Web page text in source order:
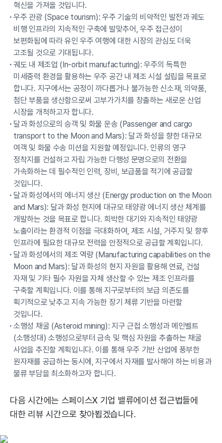
혁신을 가져올 것입니다.
우주 관광 (Space tourism): 우주 기술의 비약적인 발전과 궤도
비행 인프라의 지속적인 구축에 발맞추어, 우주 접근성이
보편화됨에 따라 유인 우주 여행에 대한 시장의 관심도 더욱
고조될 것으로 기대됩니다.
궤도 내 제조업 (In-orbit manufacturing): 우주의 독특한
미세중력 환경을 활용하는 우주 공간 내 제조 시설 설립을 목표로
합니다. 지구에서는 공정이 까다롭거나 불가능한 신소재, 의약품,
첨단 부품을 생산함으로써 고부가가치를 창출하는 새로운 산업
시장을 개척하고자 합니다.
달과 화성으로의 승객 및 화물 운송 (Passenger and cargo
transport to the Moon and Mars): 달과 화성을 향한 대규모
여객 및 화물 수송 미션을 지원할 예정입니다. 인류의 영구
정착지를 건설하고 자립 가능한 다행성 문명으로의 전환을
가속화하는 데 필수적인 인력, 장비, 보급품을 적기에 공급할
것입니다.
달과 화성에서의 에너지 생산 (Energy production on the Moon
and Mars): 달과 화성 현지에 대규모 태양광 에너지 생산 체계를
개발하는 것을 목표로 합니다. 희박한 대기와 지속적인 태양광
노출이라는 환경적 이점을 극대화하여, 제조 시설, 거주지 및 향후
인프라에 필요한 대규모 전력을 안정적으로 공급할 계획입니다.
달과 화성에서의 제조 역량 (Manufacturing capabilities on the
Moon and Mars): 달과 화성의 현지 자원을 활용해 연료, 건설
자재 및 기타 필수 자원을 자체 생산할 수 있는 제조 인프라를
구축할 계획입니다. 이를 통해 지구로부터의 보급 의존도를
획기적으로 낮추고 지속 가능한 장기 체류 기반을 마련할
것입니다.
소행성 채굴 (Asteroid mining): 지구 근접 소행성과 메인벨트
(소행성대) 소행성으로부터 금속 및 핵심 자원을 추출하는 채굴
사업을 추진할 계획입니다. 이를 통해 우주 기반 산업에 풍부한
원자재를 공급하는 동시에, 지구에서 자재를 발사해야 하는 비용과
물류 부담을 최소화하고자 합니다.
다음 시간에는 스페이스X 기업 밸류에이션 접근법들에
대한 리뷰 시간으로 찾아뵙겠습니다.